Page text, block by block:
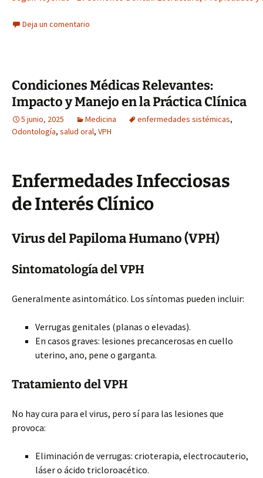
Deja un comentario
Condiciones Médicas Relevantes:
Impacto y Manejo en la Práctica Clínica
5 junio, 2025 Medicina enfermedades sistémicas,
Odontología, salud oral, VPH
Enfermedades Infecciosas
de Interés Clínico
Virus del Papiloma Humano (VPH)
Sintomatología del VPH
Generalmente asintomático. Los síntomas pueden incluir:
Verrugas genitales (planas o elevadas).
En casos graves: lesiones precancerosas en cuello
uterino, ano, pene o garganta.
Tratamiento del VPH
No hay cura para el virus, pero sí para las lesiones que
provoca:
Eliminación de verrugas: crioterapia, electrocauterio,
láser o ácido tricloroacético.